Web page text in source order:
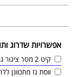
אפשרויות שדרוג
קיט 2 מטר צינור גומי תיקני (20 בר) + 2 חבקים
ווסת גז מתכוונן